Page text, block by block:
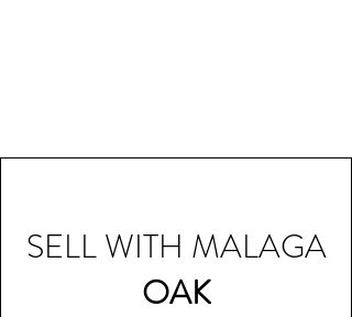
SELL WITH MALAGA
OAK